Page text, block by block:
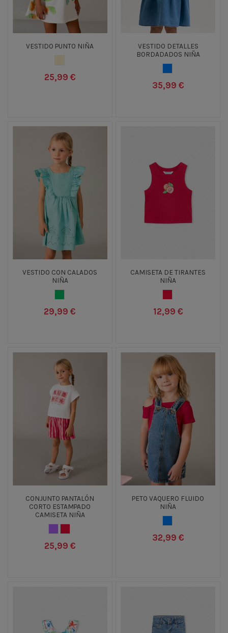
VESTIDO PUNTO NIÑA
25,99 €
VESTIDO DETALLES
BORDADADOS NIÑA
35,99 €
VESTIDO CON CALADOS
NIÑA
29,99 €
CAMISETA DE TIRANTES
NIÑA
12,99 €
CONJUNTO PANTALÓN
CORTO ESTAMPADO
CAMISETA NIÑA
25,99 €
PETO VAQUERO FLUIDO
NIÑA
32,99 €